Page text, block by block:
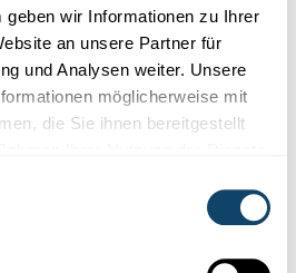
geben wir Informationen zu Ihrer
an unsere Partner für
und Analysen weiter. Unsere
möglicherweise mit
die Sie ihnen bereitgestellt
archäologische
Archäologin, untersucht blutigen